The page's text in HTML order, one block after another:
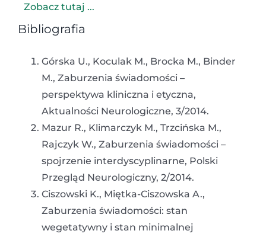
Zobacz tutaj ...
Bibliografia
Górska U., Koculak M., Brocka M., Binder
M., Zaburzenia świadomości –
perspektywa kliniczna i etyczna,
Aktualności Neurologiczne, 3/2014.
Mazur R., Klimarczyk M., Trzcińska M.,
Rajczyk W., Zaburzenia świadomości –
spojrzenie interdyscyplinarne, Polski
Przegląd Neurologiczny, 2/2014.
Ciszowski K., Miętka-Ciszowska A.,
Zaburzenia świadomości: stan
wegetatywny i stan minimalnej